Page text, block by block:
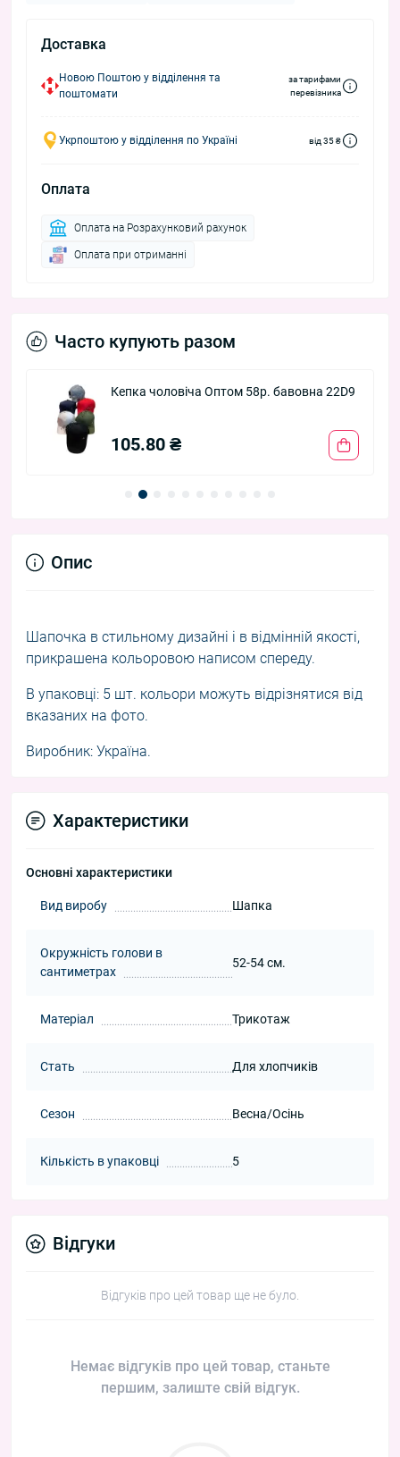
Доставка
Новою Поштою у відділення та
поштомати
за тарифами
перевізника
Укрпоштою у відділення по Україні від 35 ₴
Оплата
Оплата на Розрахунковий рахунок
Оплата при отриманні
Часто купують разом
Кепка чоловіча Оптом 58р. бавовна 22D9
105.80 ₴
Опис
Шапочка в стильному дизайні і в відмінній якості,
прикрашена кольоровою написом спереду.
В упаковці: 5 шт. кольори можуть відрізнятися від
вказаних на фото.
Виробник: Україна.
Характеристики
Основні характеристики
Вид виробу Шапка
Окружність голови в
сантиметрах
52-54 см.
Матеріал Трикотаж
Стать Для хлопчиків
Сезон Весна/Осінь
Кількість в упаковці 5
Відгуки
Відгуків про цей товар ще не було.
Немає відгуків про цей товар, станьте
першим, залиште свій відгук.